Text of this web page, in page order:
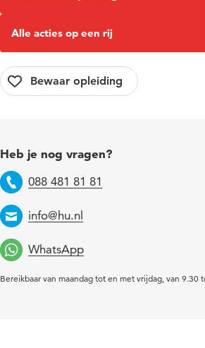
Alle acties op een rij
Heb je nog vragen?
Telefoon
088 481 81 81
Email
info@hu.nl
WhatsApp
Bereikbaar van maandag tot en met vrijdag, van 9.30